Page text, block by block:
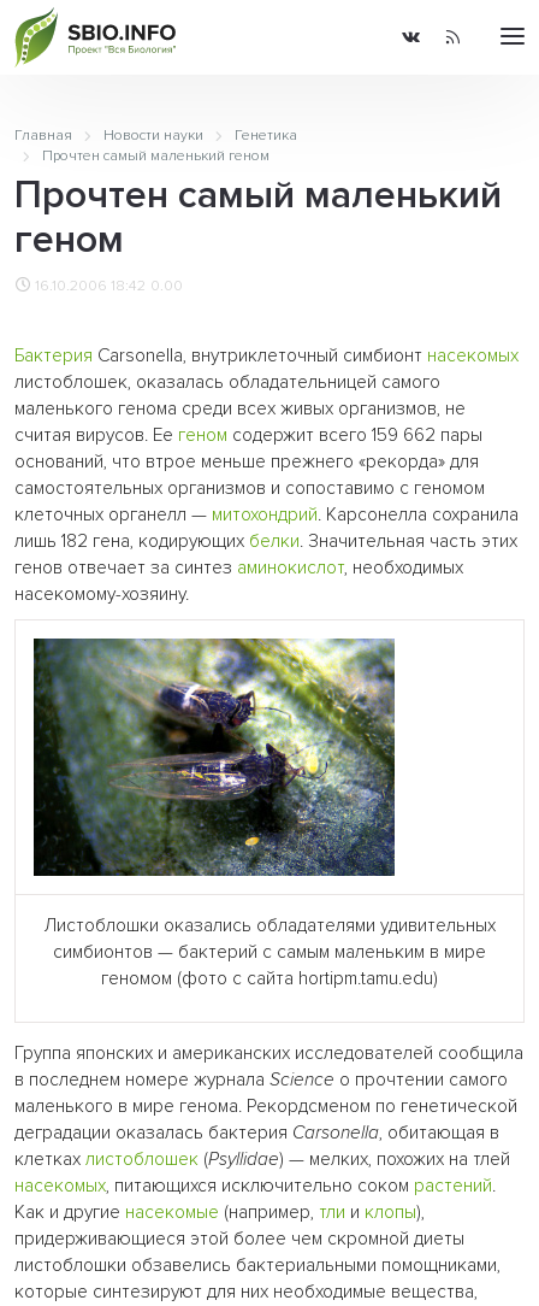
Главная Новости науки
Генетика
Прочтен самый маленький геном
Прочтен самый маленький
геном
16.10.2006 18:42 0.00
Бактерия Carsonella, внутриклеточный симбионт насекомых
листоблошек, оказалась обладательницей самого
маленького генома среди всех живых организмов, не
считая вирусов. Ее геном содержит всего 159 662 пары
оснований, что втрое меньше прежнего «рекорда» для
самостоятельных организмов и сопоставимо с геномом
клеточных органелл — митохондрий. Карсонелла сохранила
лишь 182 гена, кодирующих белки. Значительная часть этих
генов отвечает за синтез аминокислот, необходимых
насекомому-хозяину.
Листоблошки оказались обладателями удивительных
симбионтов — бактерий с самым маленьким в мире
геномом (фото с сайта hortipm.tamu.edu)
Группа японских и американских исследователей сообщила
в последнем номере журнала Science о прочтении самого
маленького в мире генома. Рекордсменом по генетической
деградации оказалась бактерия Carsonella, обитающая в
клетках листоблошек (Psyllidae) — мелких, похожих на тлей
насекомых, питающихся исключительно соком растений.
Как и другие насекомые (например, тли и клопы),
придерживающиеся этой более чем скромной диеты
листоблошки обзавелись бактериальными помощниками,
которые синтезируют для них необходимые вещества,